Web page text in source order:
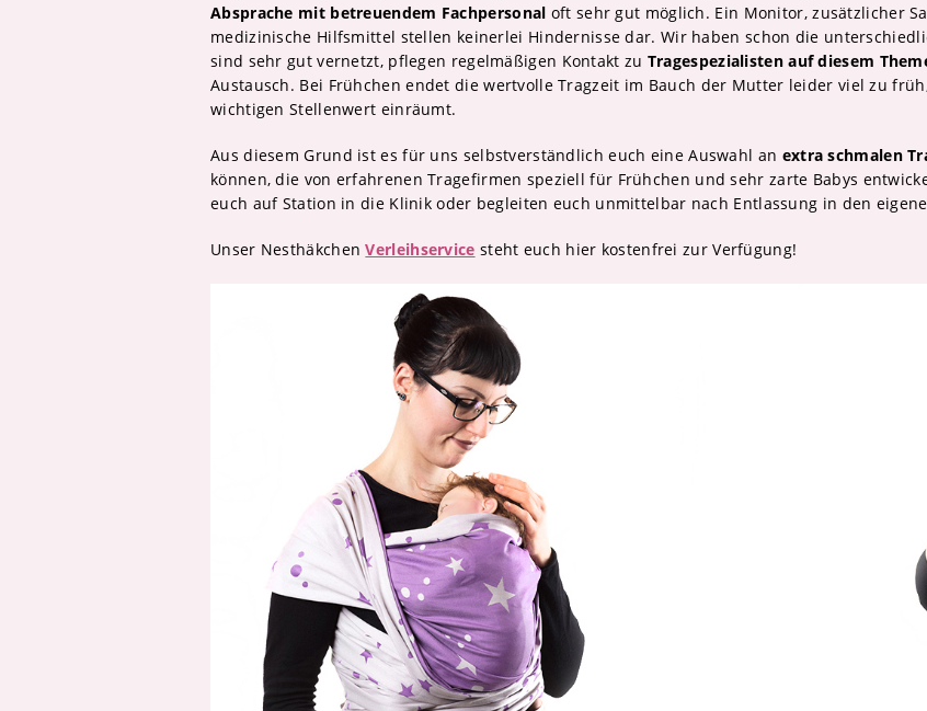
Absprache mit betreuendem Fachpersonal oft sehr gut möglich. Ein Monitor, zusätzlicher
medizinische Hilfsmittel stellen keinerlei Hindernisse dar. Wir haben schon die
sind sehr gut vernetzt, pflegen regelmäßigen Kontakt zu Tragespezialisten auf diesem
Austausch. Bei Frühchen endet die wertvolle Tragzeit im Bauch der Mutter leider viel zu
wichtigen Stellenwert einräumt.
Aus diesem Grund ist es für uns selbstverständlich euch eine Auswahl an extra schmalen
können, die von erfahrenen Tragefirmen speziell für Frühchen und sehr zarte Babys
euch auf Station in die Klinik oder begleiten euch unmittelbar nach Entlassung in den
Unser NesthäkchenVerleihservice steht euch hier kostenfrei zur Verfügung!